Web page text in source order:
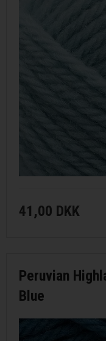
41,00 DKK
Peruvian
Blue